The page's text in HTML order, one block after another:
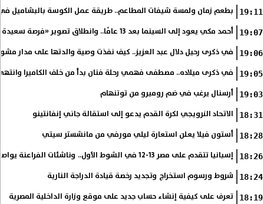
19:11 بطعم زمان ولمسة شيفات المطاعم.. طريقة عمل الكوسة بالبشاميل
19:07 أحمد مكي يعود إلى السينما بعد 13 عامًا.. وانطلاق تصوير «فرصة سعيدة»
19:06 في ذكرى رحيل دلال عبد العزيز.. كيف نفذت وصية والدتها على مدار
19:05 في ذكرى ميلاده.. مصطفى فهمي رحلة فنان بدأ من خلف الكاميرا وانتهى
19:03 أرسنال يرغب في ضم روميرو من توتنهام
18:31 الاتحاد النرويجي لكرة القدم يدعو إلى استقالة جاني إنفانتينو
18:28 أستون فيلا يعلن استعارة ليلي مورفي من مانشستر سيتي
18:26 إسبانيا تتقدم على مصر 13-12 في الشوط الأول.. وناشئات الفراعنة يواصلن حلم بلوغ نهائي مونديال اليد
18:24 شروط ورسوم استخراج وتجديد رخصة قيادة الدراجة النارية
18:19 تعرف على كيفية إنشاء حساب جديد على موقع وزارة الداخلية المصرية